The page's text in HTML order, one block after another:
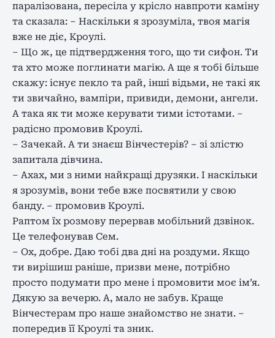
паралізована, пересіла у крісло навпроти каміну
та сказала: – Наскільки я зрозуміла, твоя магія
вже не діє, Кроулі.
– Що ж, це підтвердження того, що ти сифон. Ти
та хто може поглинати магію. А ще я тобі більше
скажу: існує пекло та рай, інші відьми, не такі як
ти звичайно, вампіри, привиди, демони, ангели.
А така як ти може керувати тими істотами. –
радісно промовив Кроулі.
– Зачекай. А ти знаєш Вінчестерів? – зі злістю
запитала дівчина.
– Ахах, ми з ними найкращі друзяки. І наскільки
я зрозумів, вони тебе вже посвятили у свою
банду. – промовив Кроулі.
Раптом їх розмову перервав мобільний дзвінок.
Це телефонував Сем.
– Ох, добре. Даю тобі два дні на роздуми. Якщо
ти вирішиш раніше, призви мене, потрібно
просто подумати про мене і промовити моє ім’я.
Дякую за вечерю. А, мало не забув. Краще
Вінчестерам про наше знайомство не знати. –
попередив її Кроулі та зник.